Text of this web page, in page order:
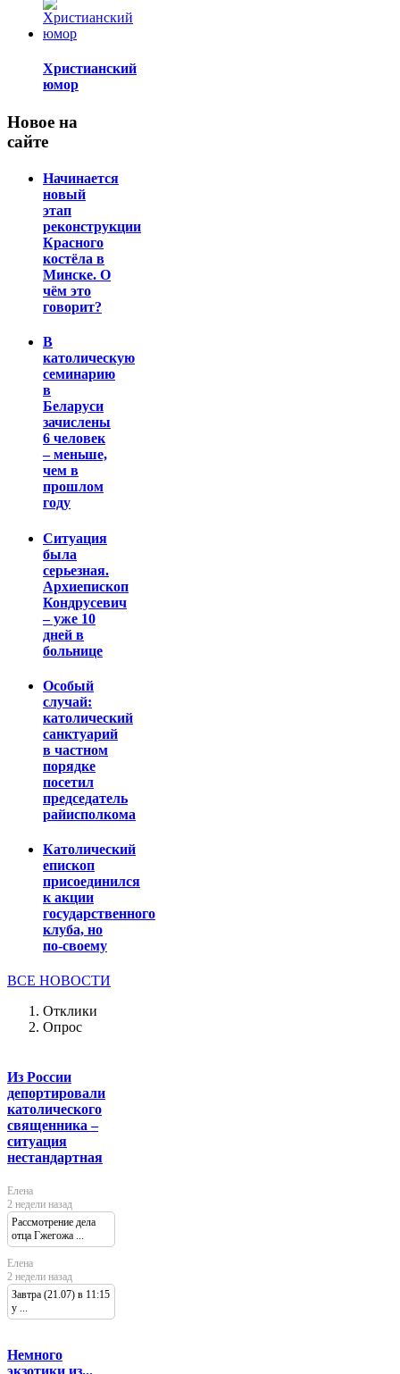
Христианский
юмор
Новое на
сайте
Начинается
новый
этап
реконструкции
Красного
костёла в
Минске. О
чём это
говорит?
В
католическую
семинарию
в
Беларуси
зачислены
6 человек
– меньше,
чем в
прошлом
году
Ситуация
была
серьезная.
Архиепископ
Кондрусевич
– уже 10
дней в
больнице
Особый
случай:
католический
санктуарий
в частном
порядке
посетил
председатель
райисполкома
Католический
епископ
присоединился
к акции
государственного
клуба, но
по-своему
ВСЕ НОВОСТИ
Отклики
Опрос
Из России
депортировали
католического
священника –
ситуация
нестандартная
Елена
2 недели назад
Рассмотрение дела
отца Гжегожа ...
Елена
2 недели назад
Завтра (21.07) в 11:15
у ...
Немного